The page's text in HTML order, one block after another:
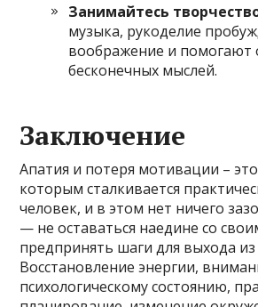
Занимайтесь
музыка, рукоделие
воображение и помогают
бесконечных мыслей.
Заключение
Апатия и потеря мотивации –
которым сталкивается
человек, и в этом нет ничего
— не оставаться наедине со
предпринять шаги для выхода из
Восстановление энергии,
психологическому состоянию,